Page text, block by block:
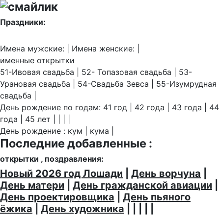
Праздники:
Имена мужские: | Имена женские: |
именные открытки
51-Ивовая свадьба | 52- Топазовая свадьба | 53-
Урановая свадьба | 54-Свадьба Зевса | 55-Изумрудная
свадьба |
День рождение по годам: 41 год | 42 года | 43 года | 44
года | 45 лет | | | |
День рождение : кум | кума |
Последние добавленные :
открытки , поздравления:
Новый 2026 год Лошади День ворчуна
День матери
День гражданской авиации
День проектировщика
День пьяного
ёжика
День художника